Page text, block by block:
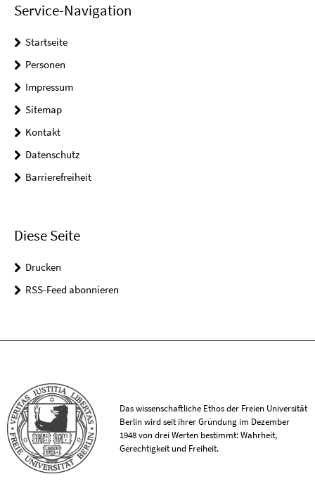
Service-Navigation
Startseite
Personen
Impressum
Sitemap
Kontakt
Datenschutz
Barrierefreiheit
Diese Seite
Drucken
RSS-Feed abonnieren
Das wissenschaftliche Ethos der Freien Universität
Berlin wird seit ihrer Gründung im Dezember
1948 von drei Werten bestimmt: Wahrheit,
Gerechtigkeit und Freiheit.